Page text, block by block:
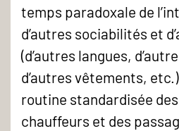
temps paradoxale de
d’autres sociabilités et
(d’autres langues,
d’autres vêtements,
routine standardisée
chauffeurs et des